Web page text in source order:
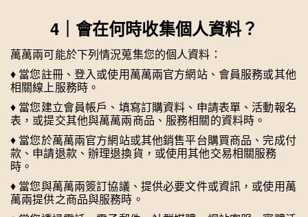
4｜會在何時收集個人資料？
萬萬兩可能於下列情況蒐集您的個人資料：
♦ ︎ 當您註冊、登入或使用萬萬兩官方網站、會員服務或其他
相關線上服務時。
♦ ︎ 當您建立會員帳戶、填寫訂購資料、申請表單、活動報名
表，或提交其他與萬萬兩商品、服務相關的資料時。
♦ ︎ 當您於萬萬兩官方網站或其他銷售平台購買商品、完成付
款、申請退款、辦理退換貨，或使用其他交易相關服務
時。
♦ ︎ 當您與萬萬兩簽訂協議、提供必要文件或資訊，或使用萬
萬兩提供之商品與服務時。